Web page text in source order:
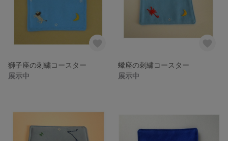
獅子座の刺繍コースター
展示中
蠍座の刺繍コースター
展示中